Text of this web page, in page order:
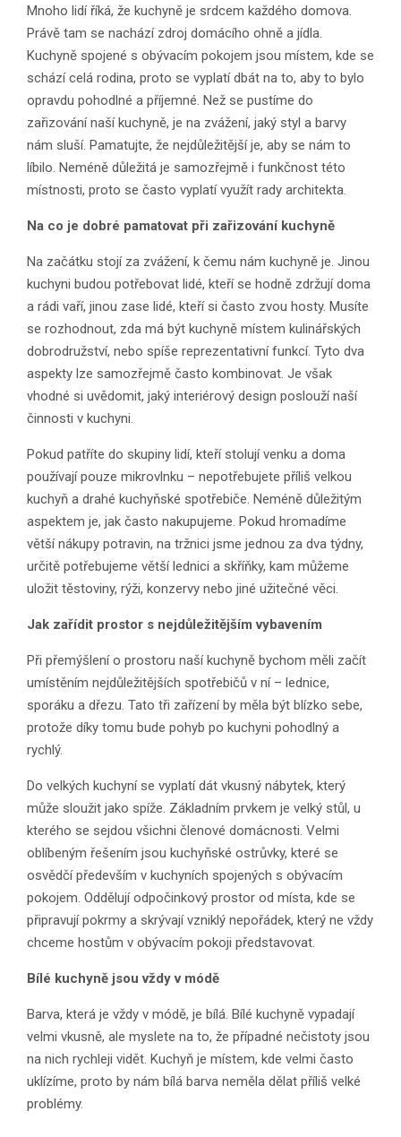
Mnoho lidí říká, že kuchyně je srdcem každého domova.
Právě tam se nachází zdroj domácího ohně a jídla.
Kuchyně spojené s obývacím pokojem jsou místem, kde se
schází celá rodina, proto se vyplatí dbát na to, aby to bylo
opravdu pohodlné a příjemné. Než se pustíme do
zařizování naší kuchyně, je na zvážení, jaký styl a barvy
nám sluší. Pamatujte, že nejdůležitější je, aby se nám to
líbilo. Neméně důležitá je samozřejmě i funkčnost této
místnosti, proto se často vyplatí využít rady architekta.
Na co je dobré pamatovat při zařizování kuchyně
Na začátku stojí za zvážení, k čemu nám kuchyně je. Jinou
kuchyni budou potřebovat lidé, kteří se hodně zdržují doma
a rádi vaří, jinou zase lidé, kteří si často zvou hosty. Musíte
se rozhodnout, zda má být kuchyně místem kulinářských
dobrodružství, nebo spíše reprezentativní funkcí. Tyto dva
aspekty lze samozřejmě často kombinovat. Je však
vhodné si uvědomit, jaký interiérový design poslouží naší
činnosti v kuchyni.
Pokud patříte do skupiny lidí, kteří stolují venku a doma
používají pouze mikrovlnku – nepotřebujete příliš velkou
kuchyň a drahé kuchyňské spotřebiče. Neméně důležitým
aspektem je, jak často nakupujeme. Pokud hromadíme
větší nákupy potravin, na tržnici jsme jednou za dva týdny,
určitě potřebujeme větší lednici a skříňky, kam můžeme
uložit těstoviny, rýži, konzervy nebo jiné užitečné věci.
Jak zařídit prostor s nejdůležitějším vybavením
Při přemýšlení o prostoru naší kuchyně bychom měli začít
umístěním nejdůležitějších spotřebičů v ní – lednice,
sporáku a dřezu. Tato tři zařízení by měla být blízko sebe,
protože díky tomu bude pohyb po kuchyni pohodlný a
rychlý.
Do velkých kuchyní se vyplatí dát vkusný nábytek, který
může sloužit jako spíže. Základním prvkem je velký stůl, u
kterého se sejdou všichni členové domácnosti. Velmi
oblíbeným řešením jsou kuchyňské ostrůvky, které se
osvědčí především v kuchyních spojených s obývacím
pokojem. Oddělují odpočinkový prostor od místa, kde se
připravují pokrmy a skrývají vzniklý nepořádek, který ne vždy
chceme hostům v obývacím pokoji představovat.
Bílé kuchyně jsou vždy v módě
Barva, která je vždy v módě, je bílá. Bílé kuchyně vypadají
velmi vkusně, ale myslete na to, že případné nečistoty jsou
na nich rychleji vidět. Kuchyň je místem, kde velmi často
uklízíme, proto by nám bílá barva neměla dělat příliš velké
problémy.